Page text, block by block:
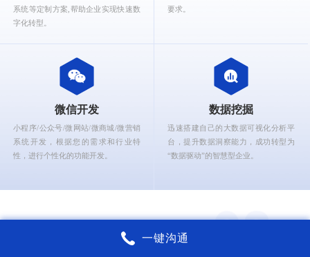
系统等定制方案,帮助企业实现快速数
字化转型。
要求。
微信开发
小程序/公众号/微网站/微商城/微营销
系统开发，根据您的需求和行业特
性，进行个性化的功能开发。
数据挖掘
迅速搭建自己的大数据可视化分析平
台，提升数据洞察能力，成功转型为
“数据驱动”的智慧型企业。
锐智互动核心能力
一键沟通